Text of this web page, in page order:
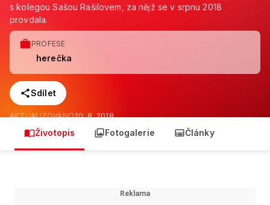
s kolegou Sašou Rašilovem, za nějž se v srpnu 2018
provdala.
PROFESE
herečka
Sdílet
AKTUALIZOVÁNO20. 8. 2018
Životopis Fotogalerie Články